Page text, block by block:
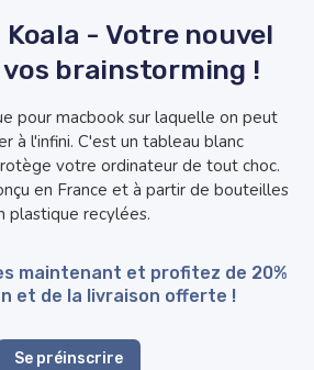
Koala - Votre nouvel
brainstorming !
pour macbook sur laquelle on peut
à l'infini. C'est un tableau blanc
votre ordinateur de tout choc.
en France et à partir de bouteilles
plastique recylées.
maintenant et profitez de 20%
et de la livraison offerte !
Se préinscrire